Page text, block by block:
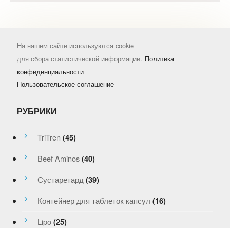
На нашем сайте используются cookie
для сбора статистической информации. Политика
конфиденциальности
Пользовательское соглашение
РУБРИКИ
TriTren (45)
Beef Aminos (40)
Сустаретард (39)
Контейнер для таблеток капсул (16)
Lipo (25)